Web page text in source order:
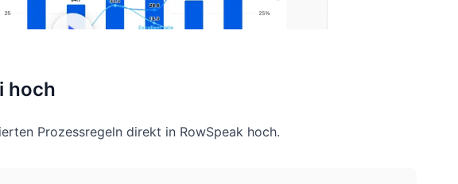
hoch
Prozessregeln direkt in RowSpeak hoch.